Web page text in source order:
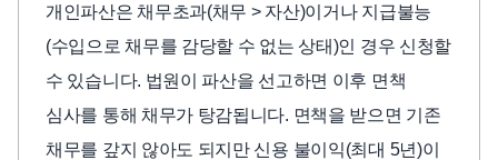
개인파산은 채무초과(채무 > 자산)이거나 지급불능
(수입으로 채무를 감당할 수 없는 상태)인 경우 신청할
수 있습니다. 법원이 파산을 선고하면 이후 면책
심사를 통해 채무가 탕감됩니다. 면책을 받으면 기존
채무를 갚지 않아도 되지만 신용 불이익(최대 5년)이